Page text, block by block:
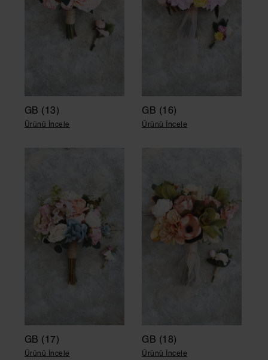
GB (13)
Ürünü İncele
GB (16)
Ürünü İncele
GB (17)
Ürünü İncele
GB (18)
Ürünü İncele